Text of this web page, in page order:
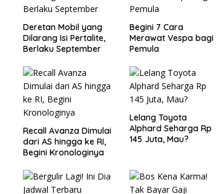
Deretan Mobil yang
Dilarang Isi Pertalite,
Berlaku September
Begini 7 Cara
Merawat Vespa bagi
Pemula
Recall Avanza Dimulai
dari AS hingga ke RI,
Begini Kronologinya
Lelang Toyota
Alphard Seharga Rp
145 Juta, Mau?